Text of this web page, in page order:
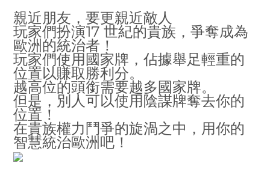
親近朋友，要更親近敵人
玩家們扮演17 世紀的貴族，爭奪成為
歐洲的統治者！
玩家們使用國家牌，佔據舉足輕重的
位置以賺取勝利分。
越高位的頭銜需要越多國家牌。
但是，別人可以使用陰謀牌奪去你的
位置！
在貴族權力鬥爭的旋渦之中，用你的
智慧統治歐洲吧！